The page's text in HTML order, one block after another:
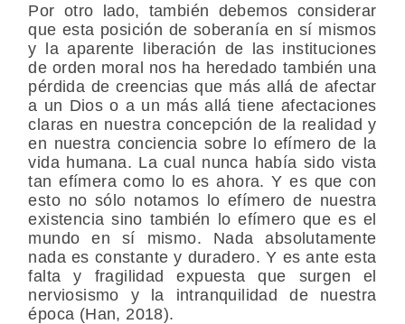
Por otro lado, también debemos considerar
que esta posición de soberanía en sí mismos
y la aparente liberación de las instituciones
de orden moral nos ha heredado también una
pérdida de creencias que más allá de afectar
a un Dios o a un más allá tiene afectaciones
claras en nuestra concepción de la realidad y
en nuestra conciencia sobre lo efímero de la
vida humana. La cual nunca había sido vista
tan efímera como lo es ahora. Y es que con
esto no sólo notamos lo efímero de nuestra
existencia sino también lo efímero que es el
mundo en sí mismo. Nada absolutamente
nada es constante y duradero. Y es ante esta
falta y fragilidad expuesta que surgen el
nerviosismo y la intranquilidad de nuestra
época (Han, 2018).